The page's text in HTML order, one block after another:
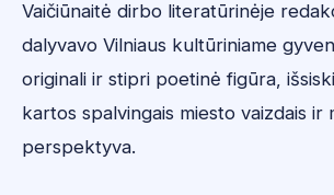
Vaičiūnaitė dirbo literatūrinėje
dalyvavo Vilniaus kultūriniame
originali ir stipri poetinė figūra,
kartos spalvingais miesto vaizdais ir
perspektyva.